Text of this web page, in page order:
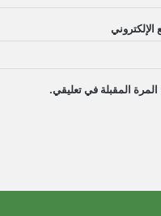
الإلكتروني
المقبلة في تعليقي.